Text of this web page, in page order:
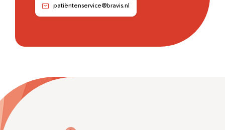
patiëntenservice@bravis.nl